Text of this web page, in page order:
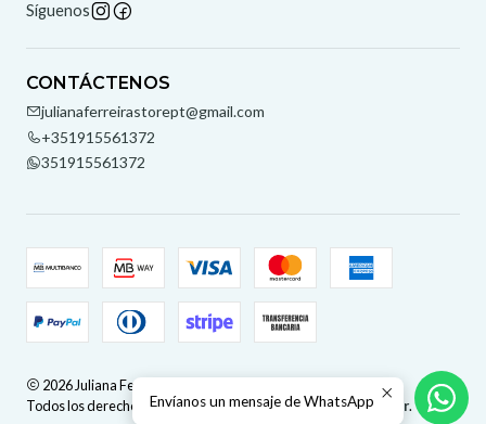
Síguenos
CONTÁCTENOS
julianaferreirastorept@gmail.com
+351915561372
351915561372
2026 Juliana Ferreira Store.
Todos los derechos reservados.Desarrollado por Jumpseller.
Envíanos un mensaje de WhatsApp